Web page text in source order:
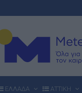
ΕΛΛΑΔΑ ΑΤΤΙΚΗ